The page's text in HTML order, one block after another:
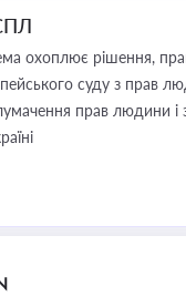
охоплює рішення,
суду з прав
прав людини і